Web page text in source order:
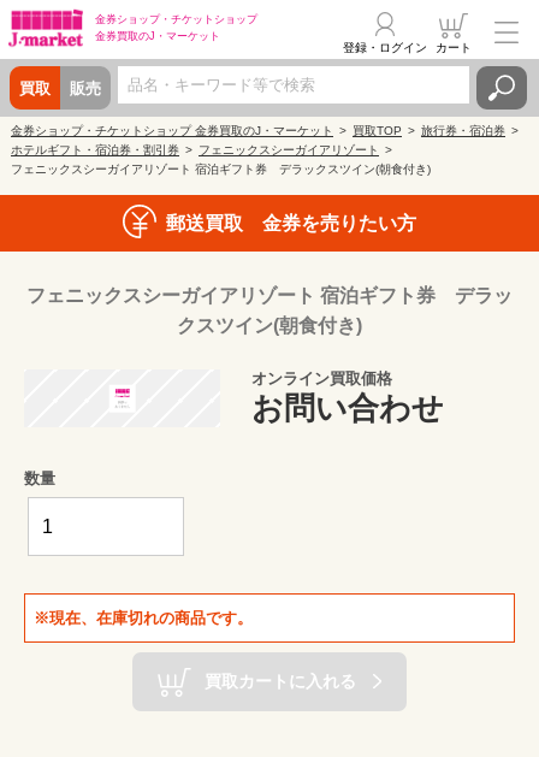
金券ショップ・ チケットショップ
金券買取のJ・マーケット
買取 販売
登録・ログイン カート
金券ショップ・チケットショップ 金券買取のJ・マーケット 買取TOP
旅行券・宿泊券
ホテルギフト・宿泊券・割引券
フェニックスシーガイアリゾート
フェニックスシーガイアリゾート 宿泊ギフト券 デラックスツイン(朝食付き)
郵送買取 金券を売りたい方
フェニックスシーガイアリゾート 宿泊ギフト券 デラッ
クスツイン(朝食付き)
オンライン買取価格
お問い合わせ
数量
※現在、在庫切れの商品です。
買取カートに入れる